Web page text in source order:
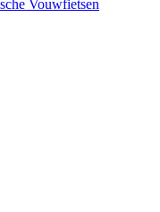
Vouwfietsen